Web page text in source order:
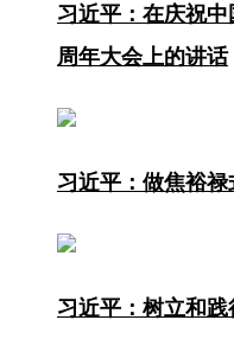
习近平：在庆祝
周年大会上的讲话
习近平：做焦裕
习近平：树立和